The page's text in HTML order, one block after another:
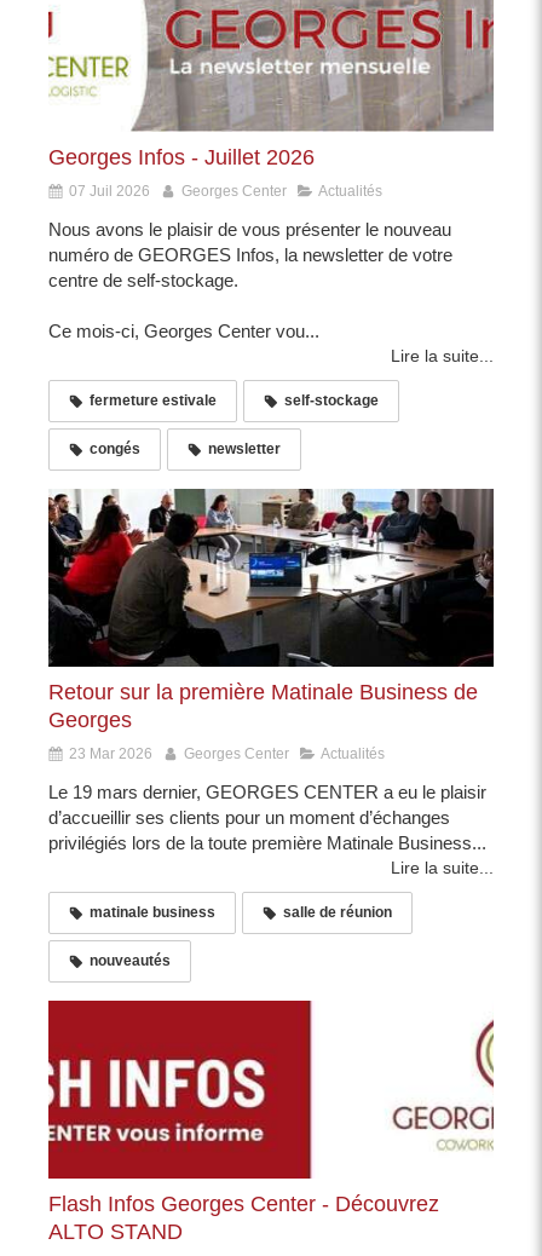
Georges Infos - Juillet 2026
07 Juil 2026 Georges Center Actualités
Nous avons le plaisir de vous présenter le nouveau
numéro de GEORGES Infos, la newsletter de votre
centre de self-stockage.
Ce mois-ci, Georges Center vou...
Lire la suite...
fermeture estivale self-stockage
congés newsletter
Retour sur la première Matinale Business de
Georges
23 Mar 2026 Georges Center Actualités
Le 19 mars dernier, GEORGES CENTER a eu le plaisir
d’accueillir ses clients pour un moment d’échanges
privilégiés lors de la toute première Matinale Business...
Lire la suite...
matinale business salle de réunion
nouveautés
Flash Infos Georges Center - Découvrez
ALTO STAND